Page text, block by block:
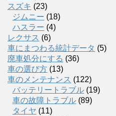
スズキ (23)
ジムニー (18)
ハスラー (4)
レクサス (6)
車にまつわる統計データ (5)
廃車処分にする (36)
車の選び方 (13)
車のメンテナンス (122)
バッテリートラブル (19)
車の故障トラブル (89)
タイヤ (11)